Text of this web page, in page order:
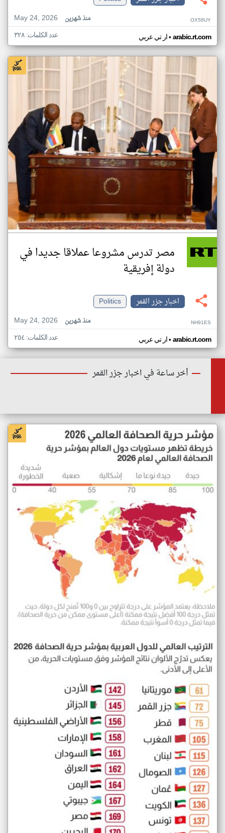
May 24, 2026
منذ شهرين OX58UY
ار تي عربي• arabic.rt.com عدد الكلمات: ٣٢٨
مصر تدرس مشروعا عملاقا جديدا في
دولة إفريقية
اخبار جزر القمر
Politics
May 24, 2026
منذ شهرين NH91ES
ار تي عربي• arabic.rt.com عدد الكلمات: ٢٥٤
أخر ساعة في اخبار جزر القمر